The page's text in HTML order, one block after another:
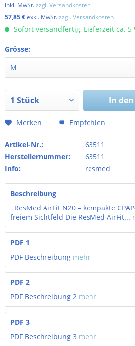
inkl. MwSt.zzgl. Versandkosten
57,85 €exkl. MwSt.zzgl. Versandkosten
Sofort versandfertig, Lieferzeit ca. 5
Grösse:
In den
Merken Empfehlen
Artikel-Nr.:
63511
Herstellernummer:
63511
Info:
resmed
Beschreibung
ResMed AirFit N20 – kompakte
freiem Sichtfeld Die ResMed AirFit...
PDF 1
PDF Beschreibung mehr
PDF 2
PDF Beschreibung 2 mehr
PDF 3
PDF Beschreibung 3 mehr